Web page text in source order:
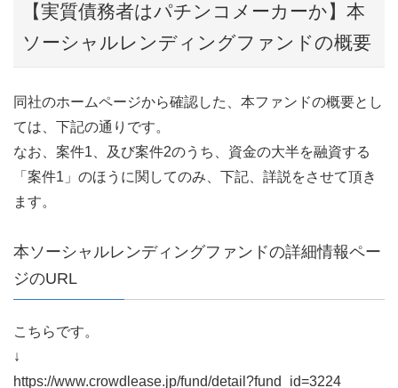
【実質債務者はパチンコメーカーか】本
ソーシャルレンディングファンドの概要
同社のホームページから確認した、本ファンドの概要とし
ては、下記の通りです。
なお、案件1、及び案件2のうち、資金の大半を融資する
「案件1」のほうに関してのみ、下記、詳説をさせて頂き
ます。
本ソーシャルレンディングファンドの詳細情報ペー
ジのURL
こちらです。
↓
https://www.crowdlease.jp/fund/detail?fund_id=3224